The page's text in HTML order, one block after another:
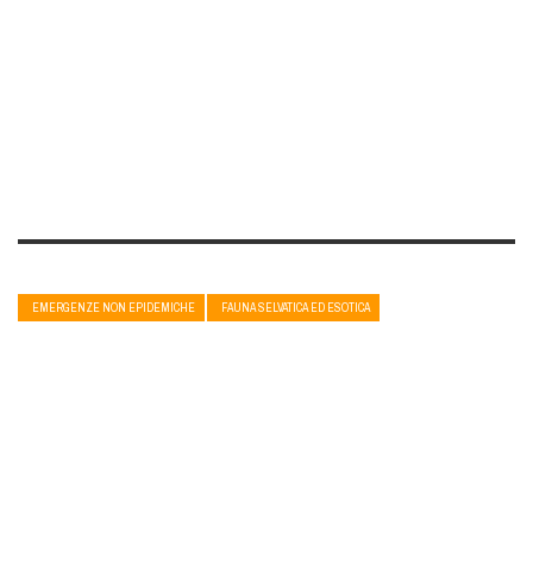
EMERGENZE NON EPIDEMICHE FAUNA SELVATICA ED ESOTICA